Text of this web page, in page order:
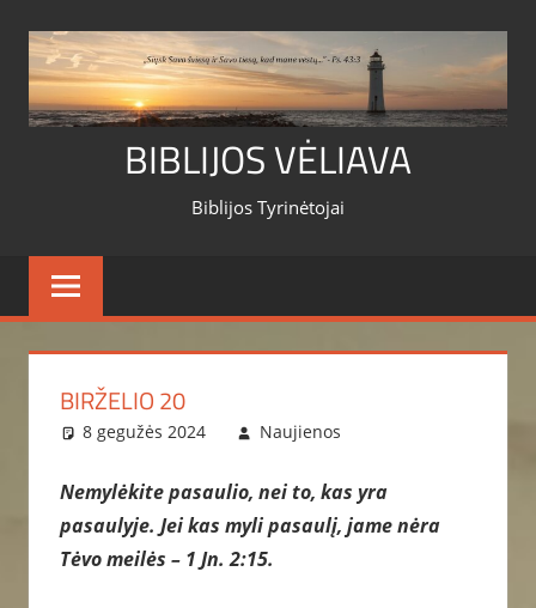
content
BIBLIJOS VĖLIAVA
Biblijos Tyrinėtojai
BIRŽELIO 20
8 gegužės 2024 Naujienos
Nemylėkite pasaulio, nei to, kas yra
pasaulyje. Jei kas myli pasaulį, jame nėra
Tėvo meilės – 1 Jn. 2:15.